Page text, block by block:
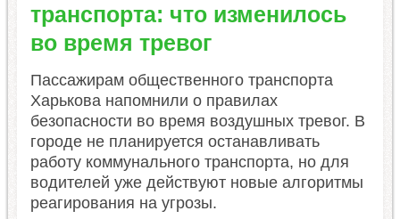
транспорта: что изменилось
во время тревог
Пассажирам общественного транспорта
Харькова напомнили о правилах
безопасности во время воздушных тревог. В
городе не планируется останавливать
работу коммунального транспорта, но для
водителей уже действуют новые алгоритмы
реагирования на угрозы.